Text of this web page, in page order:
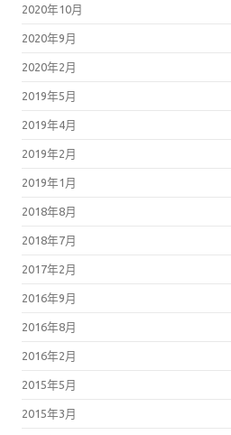
2020年10月
2020年9月
2020年2月
2019年5月
2019年4月
2019年2月
2019年1月
2018年8月
2018年7月
2017年2月
2016年9月
2016年8月
2016年2月
2015年5月
2015年3月